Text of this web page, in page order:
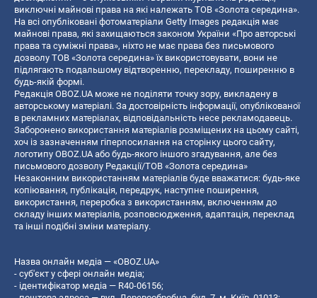
виключні майнові права на які належать ТОВ «Золота середина».
На всі опубліковані фотоматеріали Getty Images редакція має
майнові права, які захищаються законом України «Про авторські
права та суміжні права», ніхто не має права без письмового
дозволу ТОВ «Золота середина» їх використовувати, вони не
підлягають подальшому відтворенню, перекладу, поширенню в
будь-якій формі.
Редакція OBOZ.UA може не поділяти точку зору, викладену в
авторському матеріалі. За достовірність інформації, опублікованої
в рекламних матеріалах, відповідальність несе рекламодавець.
Заборонено використання матеріалів розміщених на цьому сайті,
хоч із зазначенням гіперпосилання на сторінку цього сайту,
логотипу OBOZ.UA або будь-якого іншого згадування, але без
письмового дозволу Редакції/ТОВ «Золота середина»
Незаконним використанням матеріалів буде вважатися: будь-яке
копiювання, публiкацiя, передрук, наступне поширення,
використання, переробка з використанням, включенням до
складу інших матеріалів, розповсюдження, адаптація, переклад
та інші подібні зміни матеріалу.
Назва онлайн медіа — «OBOZ.UA»
- суб'єкт у сфері онлайн медіа;
- ідентифікатор медіа — R40-06156;